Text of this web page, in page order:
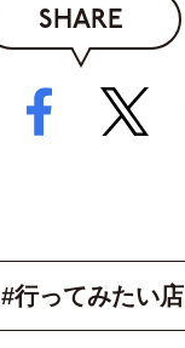
SHARE
#行ってみたい店